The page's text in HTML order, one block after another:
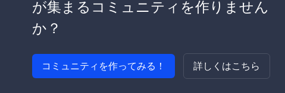
が集まるコミュニティを作りません
か？
コミュニティを作ってみる！ 詳しくはこちら